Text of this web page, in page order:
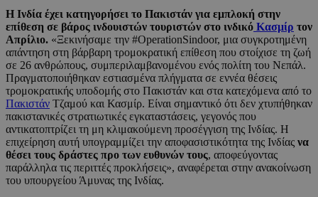
Η Ινδία έχει κατηγορήσει το Πακιστάν για εμπλοκή στην
επίθεση σε βάρος ινδουιστών τουριστών στο ινδικό Κασμίρ τον
Απρίλιο. «Ξεκινήσαμε την #OperationSindoor, μια συγκροτημένη
απάντηση στη βάρβαρη τρομοκρατική επίθεση που στοίχισε τη ζωή
σε 26 ανθρώπους, συμπεριλαμβανομένου ενός πολίτη του Νεπάλ.
Πραγματοποιήθηκαν εστιασμένα πλήγματα σε εννέα θέσεις
τρομοκρατικής υποδομής στο Πακιστάν και στα κατεχόμενα από το
Πακιστάν Τζαμού και Κασμίρ. Είναι σημαντικό ότι δεν χτυπήθηκαν
πακιστανικές στρατιωτικές εγκαταστάσεις, γεγονός που
αντικατοπτρίζει τη μη κλιμακούμενη προσέγγιση της Ινδίας. Η
επιχείρηση αυτή υπογραμμίζει την αποφασιστικότητα της Ινδίας να
θέσει τους δράστες προ των ευθυνών τους, αποφεύγοντας
παράλληλα τις περιττές προκλήσεις», αναφέρεται στην ανακοίνωση
του υπουργείου Άμυνας της Ινδίας.